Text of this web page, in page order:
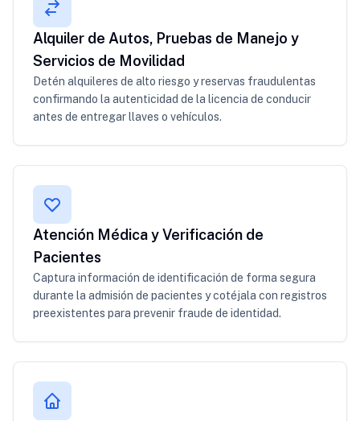
Alquiler de Autos, Pruebas de Manejo y
Servicios de Movilidad
Detén alquileres de alto riesgo y reservas fraudulentas
confirmando la autenticidad de la licencia de conducir
antes de entregar llaves o vehículos.
Atención Médica y Verificación de
Pacientes
Captura información de identificación de forma segura
durante la admisión de pacientes y cotéjala con registros
preexistentes para prevenir fraude de identidad.